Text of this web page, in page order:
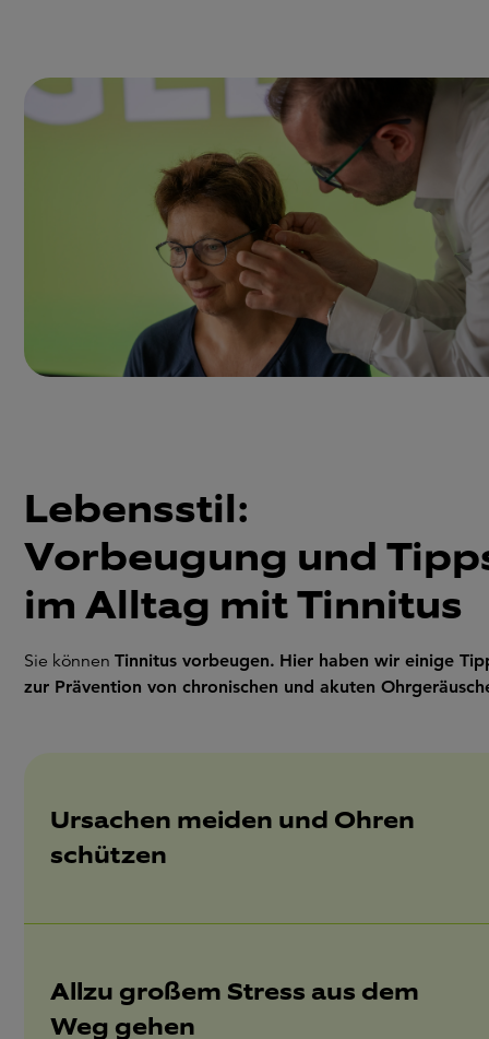
Lebensstil:
Vorbeugung und
im Alltag mit Tinnitus
Sie können Tinnitus vorbeugen. Hier haben wir einige
zur Prävention von chronischen und akuten
Ursachen meiden und Ohren
schützen
Allzu großem Stress aus dem
Weg gehen